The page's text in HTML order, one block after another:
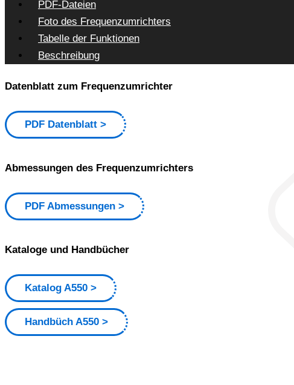
PDF-Dateien
Foto des Frequenzumrichters
Tabelle der Funktionen
Beschreibung
Datenblatt zum Frequenzumrichter
PDF Datenblatt
Abmessungen des Frequenzumrichters
PDF Abmessungen
Kataloge und Handbücher
Katalog A550
Handbüch A550